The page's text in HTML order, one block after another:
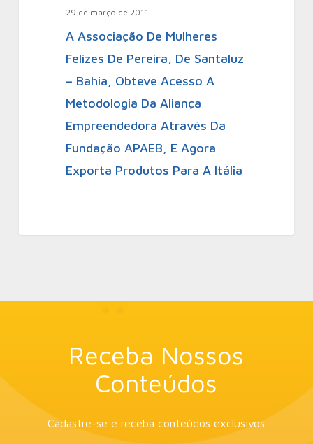
29 de março de 2011
A Associação De Mulheres
Felizes De Pereira, De Santaluz
– Bahia, Obteve Acesso A
Metodologia Da Aliança
Empreendedora Através Da
Fundação APAEB, E Agora
Exporta Produtos Para A Itália
Receba Nossos
Conteúdos
Cadastre-se e receba conteúdos exclusivos